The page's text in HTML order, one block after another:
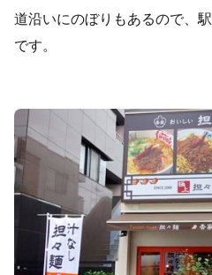
道沿いにのぼりもあるので、
です。